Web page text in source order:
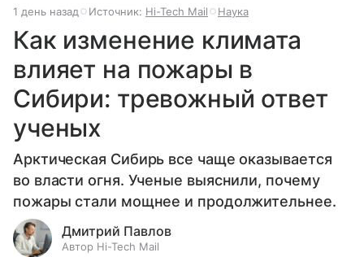
1 день назад Источник: Hi-Tech Mail Наука
Как изменение климата
влияет на пожары в
Сибири: тревожный ответ
ученых
Арктическая Сибирь все чаще оказывается
во власти огня. Ученые выяснили, почему
пожары стали мощнее и продолжительнее.
Дмитрий Павлов
Автор Hi-Tech Mail